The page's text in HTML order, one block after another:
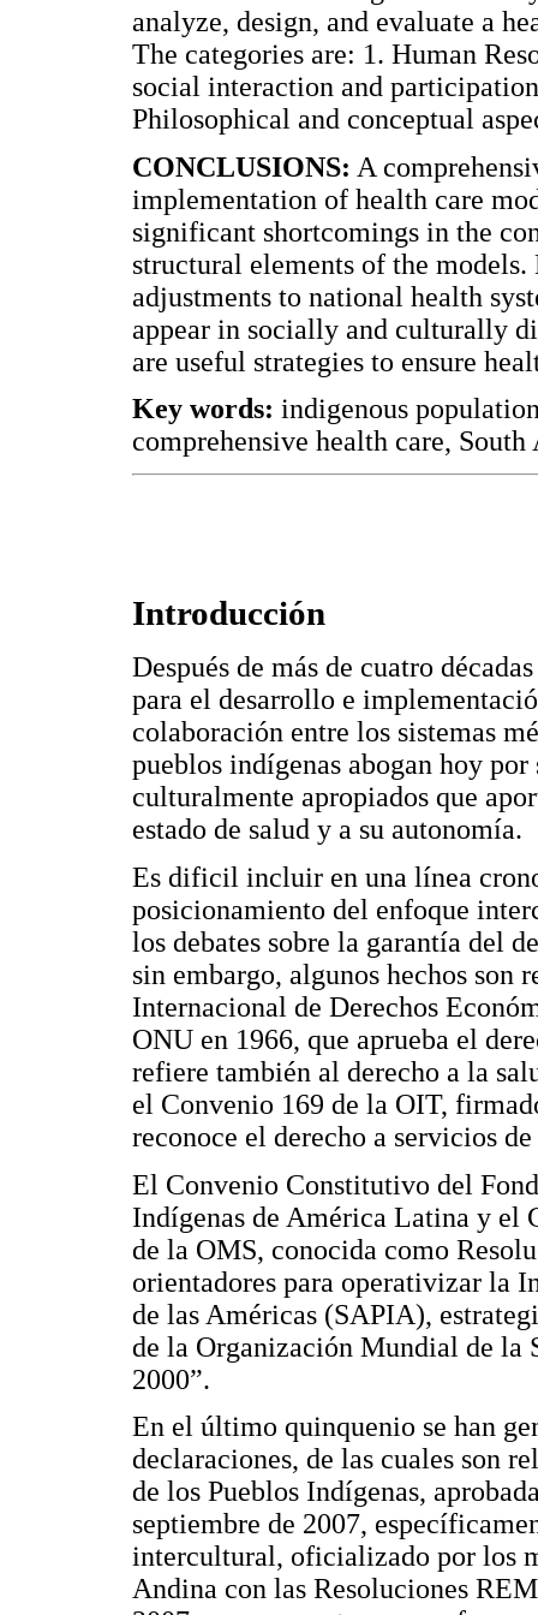
analyze, design, and evaluate a
The categories are: 1. Human
social interaction and
Philosophical and conceptual
CONCLUSIONS: A
implementation of health care
significant shortcomings in the
structural elements of the models.
adjustments to national health
appear in socially and culturally
are useful strategies to ensure
Key words: indigenous
comprehensive health care, South
Introducción
Después de más de cuatro
para el desarrollo e
colaboración entre los sistemas
pueblos indígenas abogan hoy
culturalmente apropiados que
estado de salud y a su autonomía.
Es dificil incluir en una línea
posicionamiento del enfoque
los debates sobre la garantía del
sin embargo, algunos hechos son
Internacional de Derechos
ONU en 1966, que aprueba el
refiere también al derecho a la
el Convenio 169 de la OIT,
reconoce el derecho a servicios
El Convenio Constitutivo del
Indígenas de América Latina y el
de la OMS, conocida como
orientadores para operativizar la
de las Américas (SAPIA),
de la Organización Mundial de la
2000”.
En el último quinquenio se han
declaraciones, de las cuales son
de los Pueblos Indígenas,
septiembre de 2007,
intercultural, oficializado por los
Andina con las Resoluciones